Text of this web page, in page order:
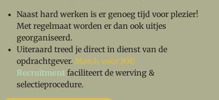
Naast hard werken is er genoeg tijd voor plezier!
Met regelmaat worden er dan ook uitjes
georganiseerd.
Uiteraard treed je direct in dienst van de
opdrachtgever. Match voor JOU
Recruitment faciliteert de werving &
selectieprocedure.